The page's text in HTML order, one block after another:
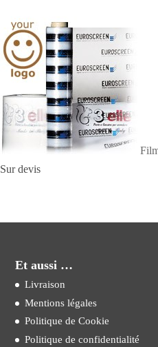
Sur devis
Et aussi …
Livraison
Mentions légales
Politique de Cookie
Politique de confidentialité